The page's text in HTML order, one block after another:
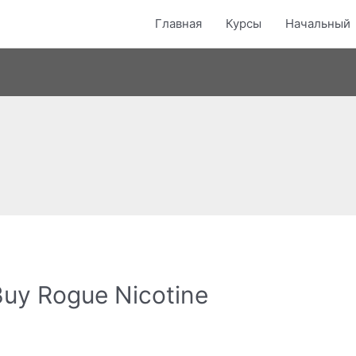
Главная Курсы Начальный
Rogue Nicotine